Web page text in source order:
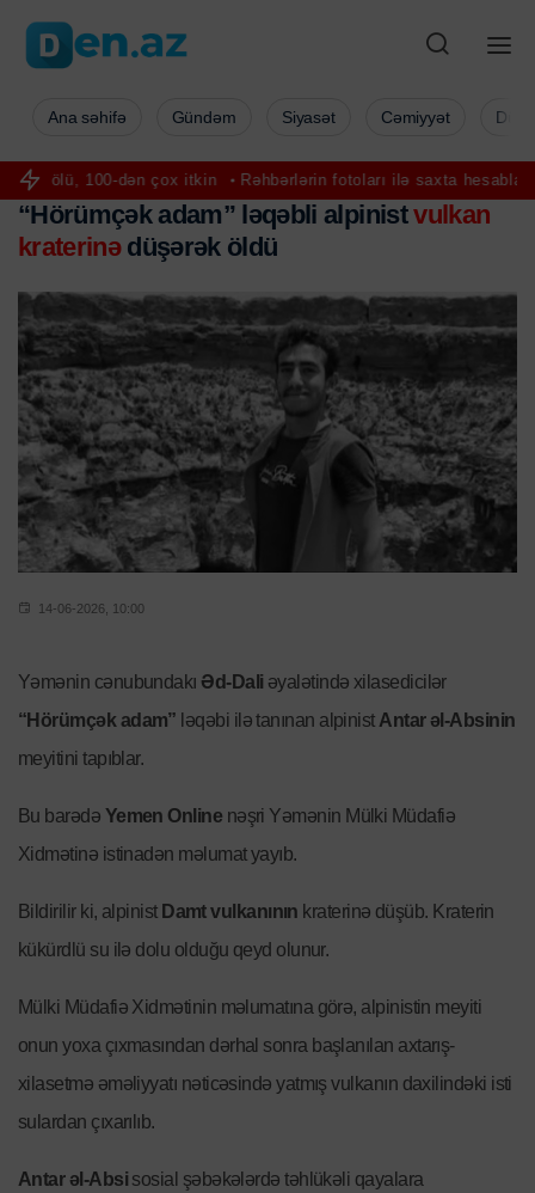
100-dən çox itkin Rəhbərlərin fotoları ilə saxta hesablar
Ana səhifə Gündəm Siyasət Cəmiyyət
“Hörümçək adam” ləqəbli alpinistvulkan
kraterinədüşərək öldü
14-06-2026, 10:00
Yəmənin cənubundakı Əd-Dali əyalətində xilasedicilər
“Hörümçək adam” ləqəbi ilə tanınan alpinist Antar əl-Absinin
meyitini tapıblar.
Bu barədə Yemen Online nəşri Yəmənin Mülki Müdafiə
Xidmətinə istinadən məlumat yayıb.
Bildirilir ki, alpinist Damt vulkanının kraterinə düşüb. Kraterin
kükürdlü su ilə dolu olduğu qeyd olunur.
Mülki Müdafiə Xidmətinin məlumatına görə, alpinistin meyiti
onun yoxa çıxmasından dərhal sonra başlanılan axtarış-
xilasetmə əməliyyatı nəticəsində yatmış vulkanın daxilindəki isti
sulardan çıxarılıb.
Antar əl-Absisosial şəbəkələrdə təhlükəli qayalara